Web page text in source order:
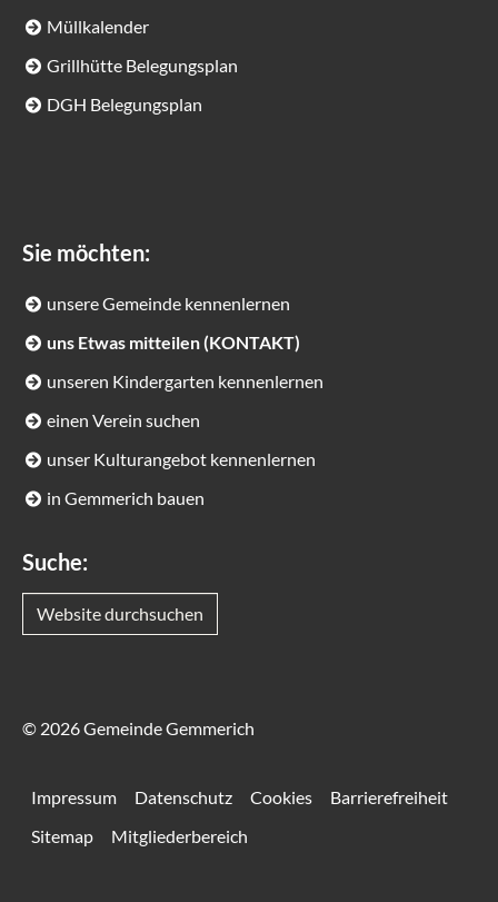
Müllkalender
Grillhütte Belegungsplan
DGH Belegungsplan
Sie möchten:
unsere Gemeinde kennenlernen
uns Etwas mitteilen (KONTAKT)
unseren Kindergarten kennenlernen
einen Verein suchen
unser Kulturangebot kennenlernen
in Gemmerich bauen
Suche:
Website durchsuchen
© 2026 Gemeinde Gemmerich
Impressum Datenschutz Cookies
Barrierefreiheit
Sitemap
Mitgliederbereich